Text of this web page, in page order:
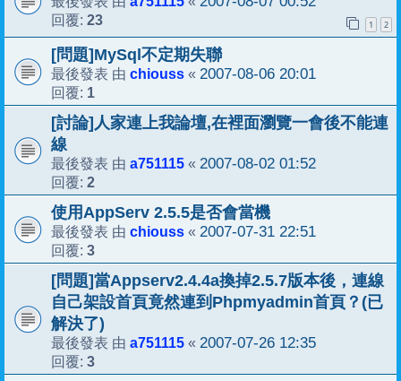
回覆: 23 1 2
[問題]MySql不定期失聯
最後發表 由 chiouss « 2007-08-06 20:01
回覆: 1
[討論]人家連上我論壇,在裡面瀏覽一會後不能連
線
最後發表 由 a751115 « 2007-08-02 01:52
回覆: 2
使用AppServ 2.5.5是否會當機
最後發表 由 chiouss « 2007-07-31 22:51
回覆: 3
[問題]當Appserv2.4.4a換掉2.5.7版本後，連線
自己架設首頁竟然連到Phpmyadmin首頁？(已
解決了)
最後發表 由 a751115 « 2007-07-26 12:35
回覆: 3